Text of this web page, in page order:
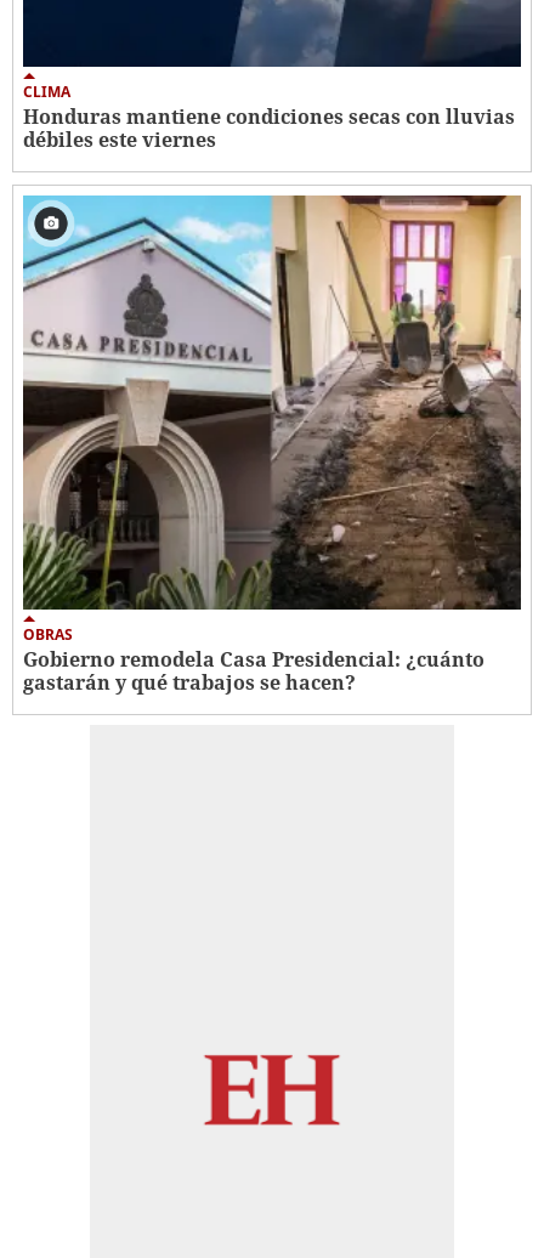
CLIMA
Honduras mantiene condiciones secas con lluvias
débiles este viernes
OBRAS
Gobierno remodela Casa Presidencial: ¿cuánto
gastarán y qué trabajos se hacen?